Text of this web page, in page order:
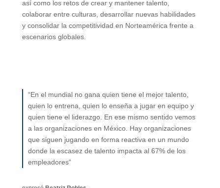
así como los retos de crear y mantener talento,
colaborar entre culturas, desarrollar nuevas habilidades
y consolidar la competitividad en Norteamérica frente a
escenarios globales.
“En el mundial no gana quien tiene el mejor talento,
quien lo entrena, quien lo enseña a jugar en equipo y
quien tiene el liderazgo. En ese mismo sentido vemos
a las organizaciones en México. Hay organizaciones
que siguen jugando en forma reactiva en un mundo
donde la escasez de talento impacta al 67% de los
empleadores“